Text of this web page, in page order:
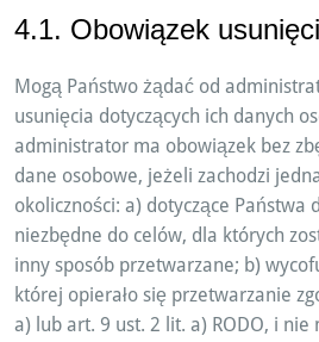
4.1. Obowiązek
Mogą Państwo żądać od
usunięcia dotyczących ich danych
administrator ma obowiązek bez
dane osobowe, jeżeli zachodzi
okoliczności: a) dotyczące Państwa
niezbędne do celów, dla których
inny sposób przetwarzane; b)
której opierało się przetwarzanie
a) lub art. 9 ust. 2 lit. a) RODO, i